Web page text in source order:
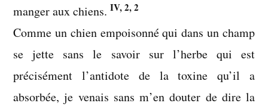
manger aux chiens. IV, 2, 2
Comme un chien empoisonné qui dans un champ
se jette sans le savoir sur l’herbe qui est
précisément l’antidote de la toxine qu’il a
absorbée, je venais sans m’en douter de dire la